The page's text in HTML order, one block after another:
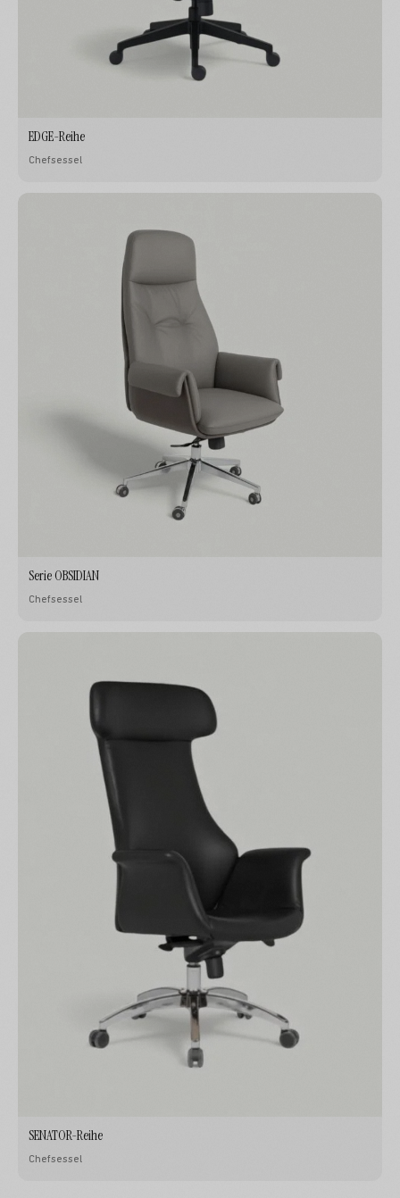
EDGE-Reihe
Chefsessel
Serie OBSIDIAN
Chefsessel
SENATOR-Reihe
Chefsessel